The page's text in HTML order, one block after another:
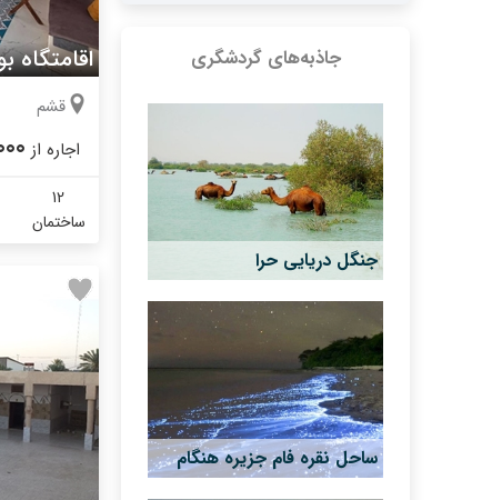
جاذبه‌های گردشگری
جنگل دریایی حرا
ساحل نقره فام جزیره هنگام
اقامتگاه
قشم
اجاره از
12
ساختمان